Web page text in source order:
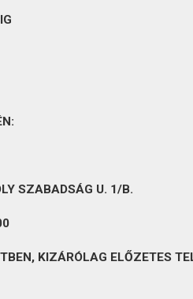
SZABADSÁG U. 1/B.
KIZÁRÓLAG ELŐZETES